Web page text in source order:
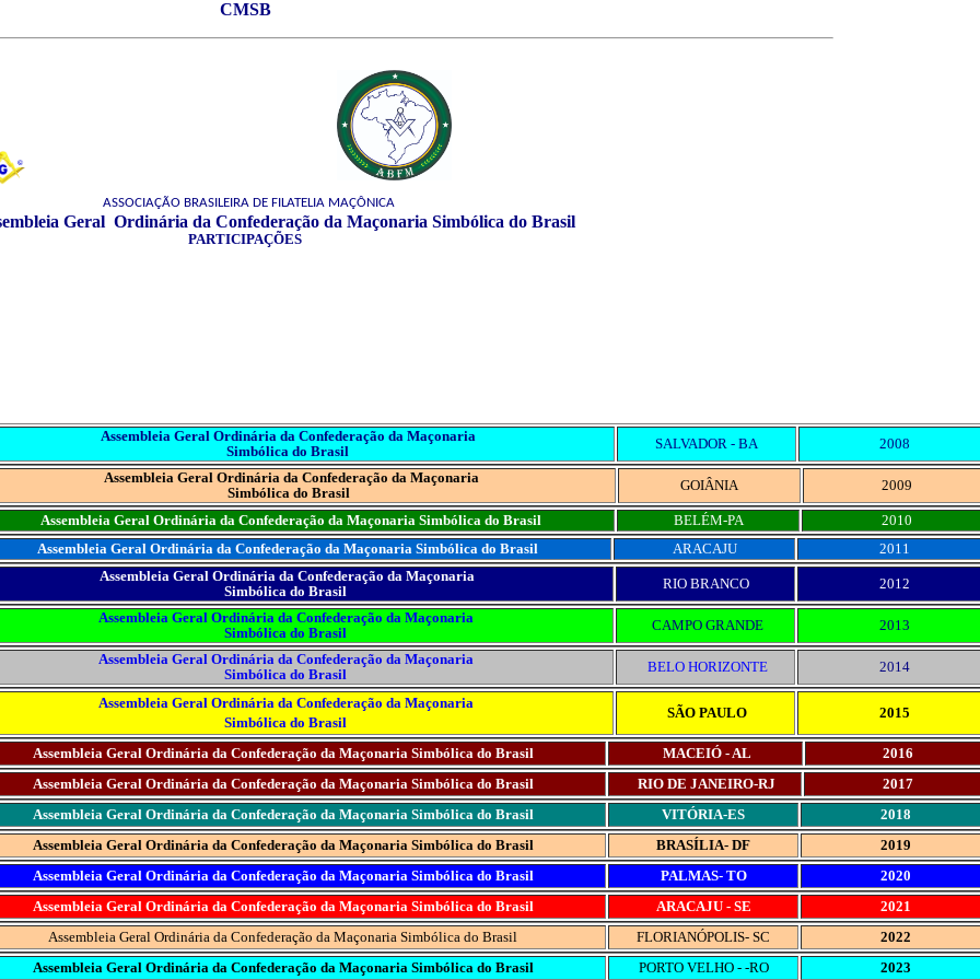
CMSB
ASSOCIAÇÃO BRASILEIRA DE FILATELIA MAÇÔNICA
Geral Ordinária da Confederação da Maçonaria Simbólica do Brasil
PARTICIPAÇÕES
Assembleia Geral Ordinária da Confederação da Maçonaria
Simbólica do Brasil
SALVADOR - BA 2008
Assembleia Geral Ordinária da Confederação da Maçonaria
Simbólica do Brasil
GOIÂNIA 2009
Assembleia Geral Ordinária da Confederação da Maçonaria Simbólica do Brasil BELÉM-PA
2010
Assembleia Geral Ordinária da Confederação da Maçonaria Simbólica do Brasil ARACAJU 2011
Assembleia Geral Ordinária da Confederação da Maçonaria
Simbólica do Brasil
RIO BRANCO 2012
Assembleia Geral Ordinária da Confederação da Maçonaria
Simbólica do Brasil
CAMPO GRANDE 2013
Assembleia Geral Ordinária da Confederação da Maçonaria
Simbólica do Brasil
BELO HORIZONTE 2014
Assembleia Geral Ordinária da Confederação da Maçonaria
Simbólica do Brasil
SÃO PAULO 2015
Assembleia Geral Ordinária da Confederação da Maçonaria Simbólica do Brasil MACEIÓ - AL
2016
Assembleia Geral Ordinária da Confederação da Maçonaria Simbólica do Brasil RIO DE JANEIRO-RJ
2017
Assembleia Geral Ordinária da Confederação da Maçonaria Simbólica do Brasil VITÓRIA-ES
2018
Assembleia Geral Ordinária da Confederação da Maçonaria Simbólica do Brasil BRASÍLIA- DF
2019
Assembleia Geral Ordinária da Confederação da Maçonaria Simbólica do Brasil PALMAS- TO
2020
Assembleia Geral Ordinária da Confederação da Maçonaria Simbólica do Brasil ARACAJU - SE
2021
Assembleia Geral Ordinária da Confederação da Maçonaria Simbólica do Brasil FLORIANÓPOLIS- SC
2022
Assembleia Geral Ordinária da Confederação da Maçonaria Simbólica do Brasil PORTO VELHO - -RO 2023